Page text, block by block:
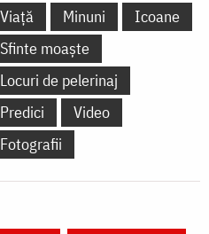
Viață
Minuni
Icoane
Sfinte moaște
Locuri de pelerinaj
Predici
Video
Fotografii